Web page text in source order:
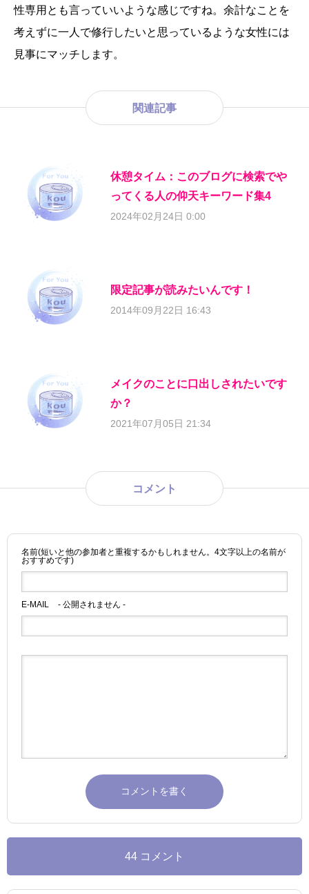
性専用とも言っていいような感じですね。余計なことを
考えずに一人で修行したいと思っているような女性には
見事にマッチします。
関連記事
休憩タイム：このブログに検索でや
ってくる人の仰天キーワード集4
2024年02月24日 0:00
限定記事が読みたいんです！
2014年09月22日 16:43
メイクのことに口出しされたいです
か？
2021年07月05日 21:34
コメント
名前(短いと他の参加者と重複するかもしれません。4文字以上の名前が
おすすめです)
E-MAIL - 公開されません -
44 コメント